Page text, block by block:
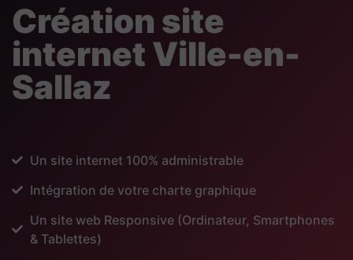
Création site
internet Ville-en-
Sallaz
Un site internet 100% administrable
Intégration de votre charte graphique
Un site web Responsive (Ordinateur, Smartphones
& Tablettes)